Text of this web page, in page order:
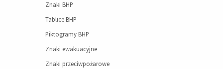
Znaki BHP
Tablice BHP
Piktogramy BHP
Znaki ewakuacyjne
Znaki przeciwpożarowe